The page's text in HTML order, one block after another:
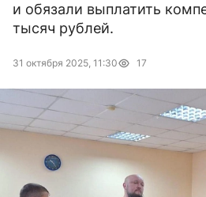
и обязали выплатить
тысяч рублей.
31 октября 2025, 11:30 17